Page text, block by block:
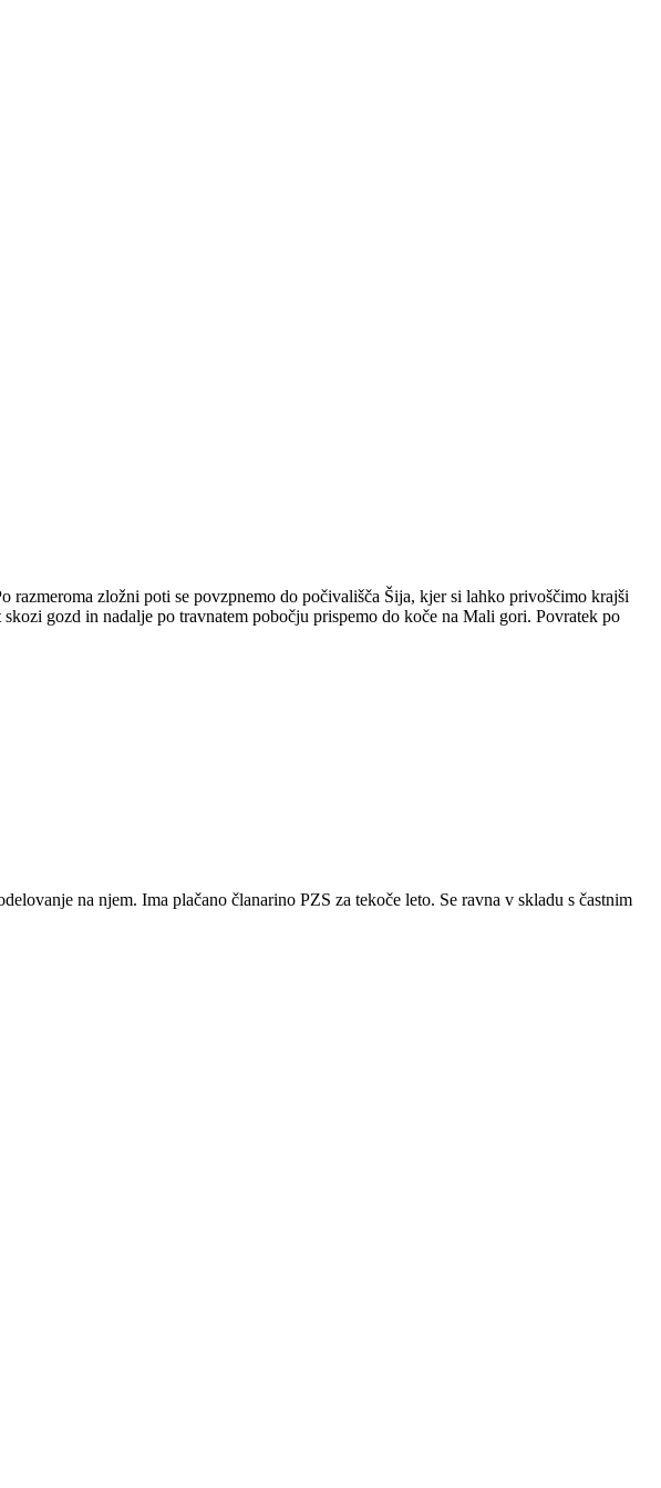
zložni poti se povzpnemo do počivališča Šija, kjer si lahko privoščimo krajši
gozd in nadalje po travnatem pobočju prispemo do koče na Mali gori. Povratek po
na njem. Ima plačano članarino PZS za tekoče leto. Se ravna v skladu s častnim